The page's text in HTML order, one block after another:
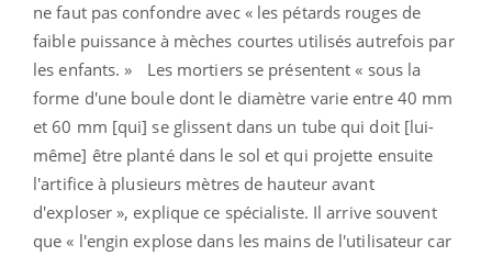
ne faut pas confondre avec « les pétards rouges de
faible puissance à mèches courtes utilisés autrefois par
les enfants. » Les mortiers se présentent « sous la
forme d'une boule dont le diamètre varie entre 40 mm
et 60 mm [qui] se glissent dans un tube qui doit [lui-
même] être planté dans le sol et qui projette ensuite
l'artifice à plusieurs mètres de hauteur avant
d'exploser », explique ce spécialiste. Il arrive souvent
que « l'engin explose dans les mains de l'utilisateur car